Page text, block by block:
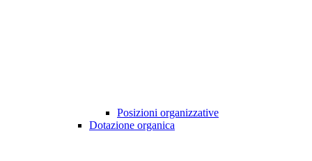
Posizioni organizzative
Dotazione organica